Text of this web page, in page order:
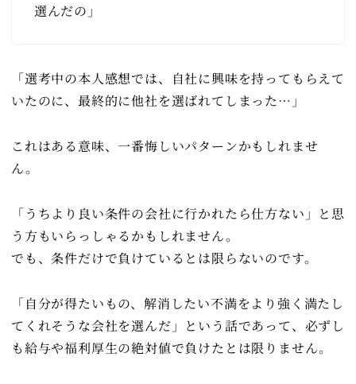
選んだの」
「選考中の本人感想では、自社に興味を持ってもらえて
いたのに、最終的に他社を選ばれてしまった…」
これはある意味、一番悔しいパターンかもしれませ
ん。
「うちより良い条件の会社に行かれたら仕方ない」と思
う方もいらっしゃるかもしれません。
でも、条件だけで負けているとは限らないのです。
「自分が得たいもの、解消したい不満をより強く満たし
てくれそうな会社を選んだ」という話であって、必ずし
も給与や福利厚生の絶対値で負けたとは限りません。